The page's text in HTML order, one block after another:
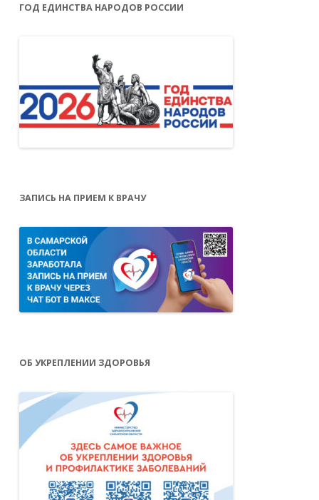
ГОД ЕДИНСТВА НАРОДОВ РОССИИ
ЗАПИСЬ НА ПРИЕМ К ВРАЧУ
ОБ УКРЕПЛЕНИИ ЗДОРОВЬЯ